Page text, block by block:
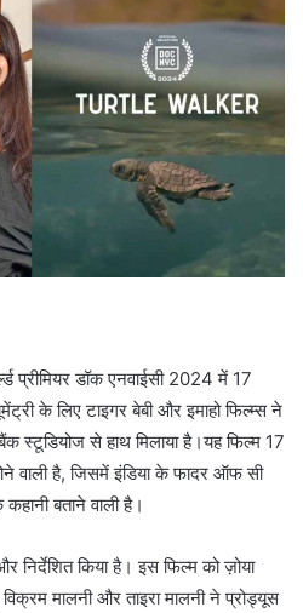
प्रीमियर डॉक एनवाईसी 2024 में 17
के लिए टाइगर बेबी और इमाहो फिल्म्स ने
से हाथ मिलाया है।यह फिल्म 17
वाली है, जिसमें इंडिया के फादर ऑफ सी
बताने वाली है।
निर्देशित किया है। इस फिल्म को ज़ोया
मालनी और ताइरा मालनी ने प्रोड्यूस